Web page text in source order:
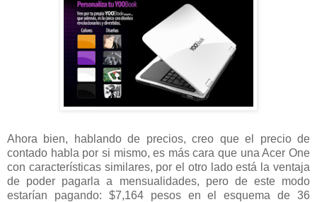
Ahora bien, hablando de precios, creo que el precio de
contado habla por si mismo, es más cara que una Acer One
con características similares, por el otro lado está la ventaja
de poder pagarla a mensualidades, pero de este modo
estarían pagando: $7,164 pesos en el esquema de 36